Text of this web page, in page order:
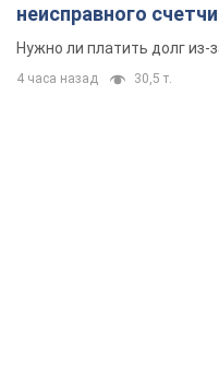
неисправного
вынес неожиданное
Нужно ли платить долг из-
4 часа назад 30,5 т.